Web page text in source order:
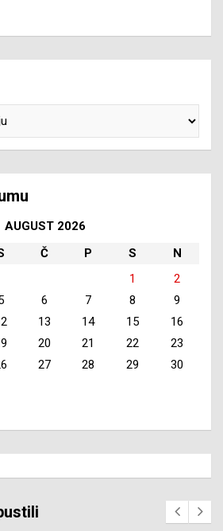
AUGUST 2026
Č P S
N
1
2
6 7 8
9
13 14 15
16
20 21 22
23
27 28 29
30